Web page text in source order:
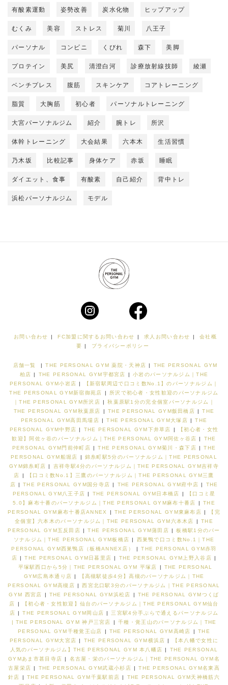
有酸素運動 姿勢改善 炭水化物 ヒップアップ
むくみ 美容 ストレス 菊川 八王子
パーソナル コンビニ くびれ 森下 美脚
プロテイン 美尻 清澄白河 診療放射線技師 綾瀬
ベンチプレス 腹筋 スキンケア コアトレーニング
脂質 大胸筋 初心者 パーソナルトレーニング
大宮パーソナルジム 紹介 腕トレ 所沢
体幹トレーニング 大会結果 六本木 生活習慣
乃木坂 比較記事 身体ケア 赤坂 睡眠
ダイエット、食事 有酸素 自己紹介 背中トレ
浜松パーソナルジム モデル
お問い合わせ FC加盟に関するお問い合わせ 求人お問い合わせ
会社概
要
プライバシーポリシー
店舗一覧 | THE PERSONAL GYM 薬院・天神店 |
THE PERSONAL GYM
柏店 | THE PERSONAL GYM宇都宮店 |
小岩のパーソナルジム｜THE
PERSONAL GYM小岩店 |
【新宿駅周辺で口コミ数No.1】のパーソナルジム｜
THE PERSONAL GYM新宿御苑店
|
所沢で初心者・女性歓迎のパーソナルジム
｜THE PERSONAL GYM所沢店 |
秋葉原駅1分の完全個室パーソナルジム｜
THE PERSONAL GYM秋葉原店
| THE PERSONAL GYM飯田橋店 |
THE
PERSONAL GYM高田馬場店 | THE PERSONAL GYM大塚店 |
THE
PERSONAL GYM中野店 | THE PERSONAL GYM下井草店 |
【初心者・女性
歓迎】阿佐ヶ谷のパーソナルジム｜THE PERSONAL GYM阿佐ヶ谷店 |
THE
PERSONAL GYM門前仲町店 | THE PERSONAL GYM菊川・森下店 |
THE
PERSONAL GYM船堀店
|
錦糸町駅5分のパーソナルジム｜THE PERSONAL
GYM錦糸町店 |
吉祥寺駅4分のパーソナルジム｜THE PERSONAL GYM吉祥寺
店
|
【口コミ数No.1】三鷹のパーソナルジム｜THE PERSONAL GYM三鷹
店 | THE PERSONAL GYM国分寺店 | THE PERSONAL GYM府中店 |
THE
PERSONAL GYM八王子店 | THE PERSONAL GYM日本橋店 |
【口コミ星
5.0】麻布十番のパーソナルジム｜THE PERSONAL GYM麻布十番店
|
THE
PERSONAL GYM麻布十番店ANNEX
| THE PERSONAL GYM東麻布店 |
【完
全個室】六本木のパーソナルジム｜THE PERSONAL GYM六本木店
|
THE
PERSONAL GYM五反田店 | THE PERSONAL GYM蒲田店 |
板橋駅1分のパー
ソナルジム｜THE PERSONAL GYM板橋店 |
西巣鴨で口コミ数No.1｜THE
PERSONAL GYM西巣鴨店（板橋ANNEX店）
|
THE PERSONAL GYM赤羽
店 | THE PERSONAL GYM日暮里店 | THE PERSONAL GYM上野入谷店 |
平塚駅西口から5分｜THE PERSONAL GYM 平塚店
|
THE PERSONAL
GYM広島本通り店 |
【高槻駅徒歩4分】高槻のパーソナルジム｜THE
PERSONAL GYM高槻店 |
西宮北口駅3分のパーソナルジム｜THE PERSONAL
GYM 西宮店
| THE PERSONAL GYM浜松店 |
THE PERSONAL GYMつくば
店
|
【初心者・女性歓迎】仙台のパーソナルジム｜THE PERSONAL GYM仙台
店 | THE PERSONAL GYM岡山店 |
三宮駅4分手ぶらで通えるパーソナルジム
| THE PERSONAL GYM 神戸三宮店
|
千種・覚王山のパーソナルジム｜THE
PERSONAL GYM千種覚王山店
| THE PERSONAL GYM高崎店 |
THE
PERSONAL GYM大宮店 | THE PERSONAL GYM横浜店 |
【本八幡で女性に
人気のパーソナルジム】THE PERSONAL GYM 本八幡店 |
THE PERSONAL
GYMあま市甚目寺店 |
名古屋・栄のパーソナルジム｜THE PERSONAL GYM名
古屋栄店 | THE PERSONAL GYM武蔵小杉店 |
THE PERSONAL GYM名東高
針店
| THE PERSONAL GYM千葉駅前店 |
THE PERSONAL GYM天神橋筋六